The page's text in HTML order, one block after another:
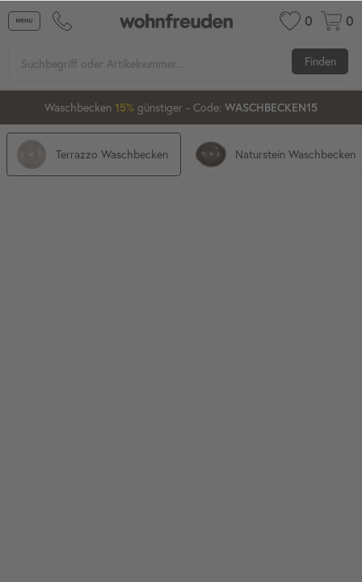
0 0
Finden
Waschbecken 15% günstiger - Code: WASCHBECKEN15
20%
Naturstein Waschbecken
Terrazzo Waschbecken